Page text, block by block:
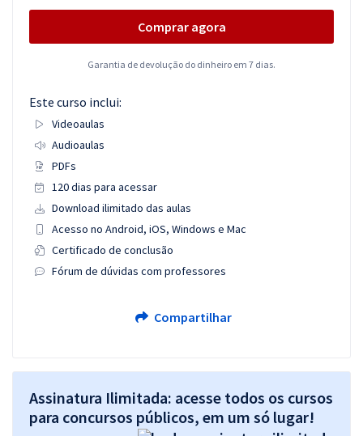
Comprar agora
Garantia de devolução do dinheiro em 7 dias.
Este curso inclui:
Videoaulas
Audioaulas
PDFs
120 dias para acessar
Download ilimitado das aulas
Acesso no Android, iOS, Windows e Mac
Certificado de conclusão
Fórum de dúvidas com professores
Compartilhar
Assinatura Ilimitada: acesse todos os cursos
para concursos públicos, em um só lugar!